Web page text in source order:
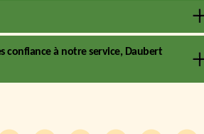
confiance à notre service, Daubert